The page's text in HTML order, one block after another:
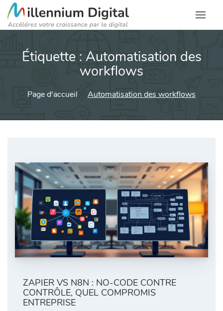
Étiquette : Automatisation des
workflows
Page d'accueil Automatisation des workflows
ZAPIER VS N8N : NO-CODE CONTRE
CONTRÔLE, QUEL COMPROMIS
ENTREPRISE